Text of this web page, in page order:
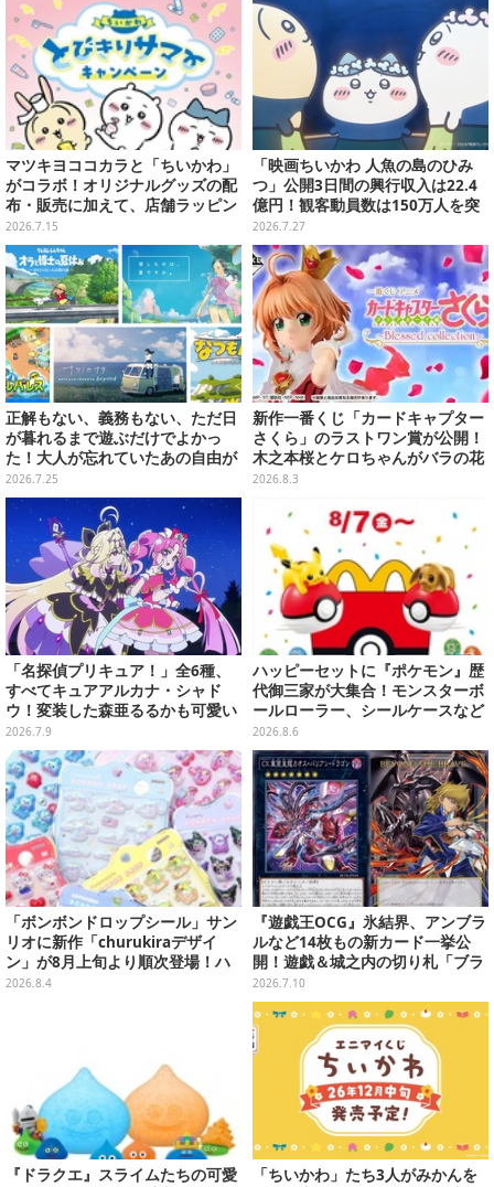
マツキヨココカラと「ちいかわ」
がコラボ！オリジナルグッズの配
布・販売に加えて、店舗ラッピン
グや”花火打ち上げ”まで盛り沢山
2026.7.15
「映画ちいかわ 人魚の島のひみ
つ」公開3日間の興行収入は22.4
億円！観客動員数は150万人を突
破
2026.7.27
正解もない、義務もない、ただ日
が暮れるまで遊ぶだけでよかっ
た！大人が忘れていたあの自由が
蘇るノスタルジー夏休みゲームお
すすめ5選【特集】
2026.7.25
新作一番くじ「カードキャプター
さくら」のラストワン賞が公開！
木之本桜とケロちゃんがバラの花
びらに包まれている姿で立体化
2026.8.3
「名探偵プリキュア！」全6種、
すべてキュアアルカナ・シャド
ウ！変装した森亜るるかも可愛い
「ミニアクスタ」が7月中旬発売
2026.7.9
ハッピーセットに『ポケモン』歴
代御三家が大集合！モンスターボ
ールローラー、シールケースなど
全12種
2026.8.6
「ボンボンドロップシール」サン
リオに新作「churukiraデザイ
ン」が8月上旬より順次登場！ハ
ローキティ、はぴだんぶいなど全
2026.8.4
『遊戯王OCG』氷結界、アンブラ
ルなど14枚もの新カード一挙公
開！遊戯＆城之内の切り札「ブラ
ック・デーモンズ・ドラゴン」も
新たな装いで登場
2026.7.10
『ドラクエ』スライムたちの可愛
「ちいかわ」たち3人がみかんを